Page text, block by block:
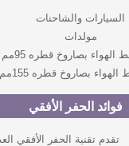
السيارات والشاحنات
مولدات
قطره 95مم ، 110مم ، 140مم
قطره 155مم ، 200مم ، 245مم
فوائد الحفر الأفقي
:تقدم تقنية الحفر الأفقي